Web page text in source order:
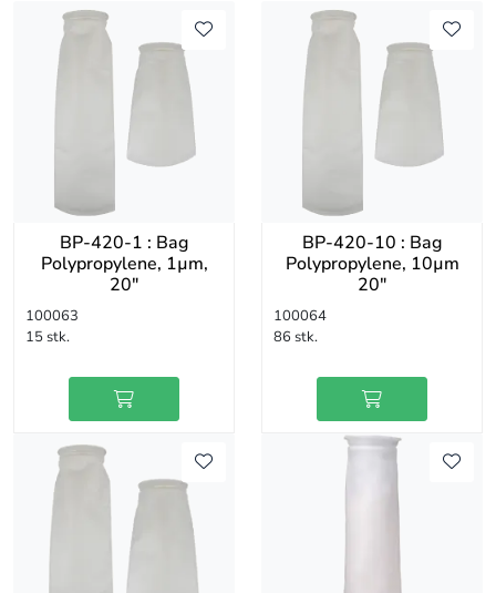
BP-420-1 : Bag
Polypropylene, 1µm,
20"
100063
15 stk.
BP-420-10 : Bag
Polypropylene, 10µm
20"
100064
86 stk.